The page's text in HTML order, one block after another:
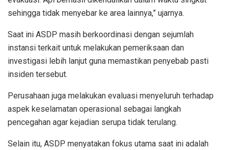
sehingga tidak menyebar ke area lainnya,” ujarnya.
Saat ini ASDP masih berkoordinasi dengan sejumlah
instansi terkait untuk melakukan pemeriksaan dan
investigasi lebih lanjut guna memastikan penyebab pasti
insiden tersebut.
Perusahaan juga melakukan evaluasi menyeluruh terhadap
aspek keselamatan operasional sebagai langkah
pencegahan agar kejadian serupa tidak terulang.
Selain itu, ASDP menyatakan fokus utama saat ini adalah